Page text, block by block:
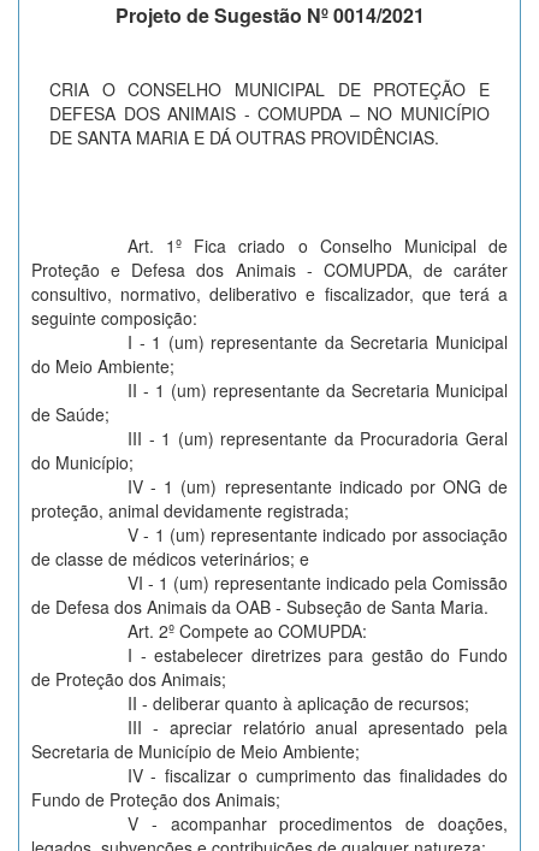
Projeto de Sugestão Nº 0014/2021
CRIA O CONSELHO MUNICIPAL DE PROTEÇÃO E
DEFESA DOS ANIMAIS - COMUPDA – NO MUNICÍPIO
DE SANTA MARIA E DÁ OUTRAS PROVIDÊNCIAS.
Art. 1º Fica criado o Conselho Municipal de
Proteção e Defesa dos Animais - COMUPDA, de caráter
consultivo, normativo, deliberativo e fiscalizador, que terá a
seguinte composição:
I - 1 (um) representante da Secretaria Municipal
do Meio Ambiente;
II - 1 (um) representante da Secretaria Municipal
de Saúde;
III - 1 (um) representante da Procuradoria Geral
do Município;
IV - 1 (um) representante indicado por ONG de
proteção, animal devidamente registrada;
V - 1 (um) representante indicado por associação
de classe de médicos veterinários; e
VI - 1 (um) representante indicado pela Comissão
de Defesa dos Animais da OAB - Subseção de Santa Maria.
Art. 2º Compete ao COMUPDA:
I - estabelecer diretrizes para gestão do Fundo
de Proteção dos Animais;
II - deliberar quanto à aplicação de recursos;
III - apreciar relatório anual apresentado pela
Secretaria de Município de Meio Ambiente;
IV - fiscalizar o cumprimento das finalidades do
Fundo de Proteção dos Animais;
V - acompanhar procedimentos de doações,